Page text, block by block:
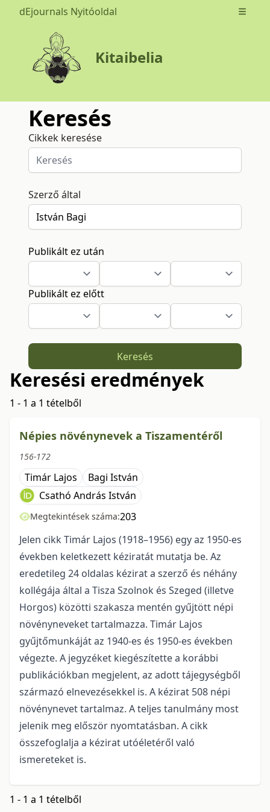
dEjournals Nyitóoldal Open
Kitaibelia
Keresés
Cikkek keresése
Szerző által
Publikált ez után
Publikált ez előtt
Keresés
Keresési eredmények
1 - 1 a 1 tételből
Népies növénynevek a Tiszamentéről
156-172
Timár Lajos
Bagi István
Csathó András István
Megtekintések száma:203
Jelen cikk Timár Lajos (1918–1956) egy az 1950-es
években keletkezett kéziratát mutatja be. Az
eredetileg 24 oldalas kézirat a szerző és néhány
kollégája által a Tisza Szolnok és Szeged (illetve
Horgos) közötti szakasza mentén gyűjtött népi
növényneveket tartalmazza. Timár Lajos
gyűjtőmunkáját az 1940-es és 1950-es években
végezte. A jegyzéket kiegészítette a korábbi
publikációkban megjelent, az adott tájegységből
származó elnevezésekkel is. A kézirat 508 népi
növénynevet tartalmaz. A teljes tanulmány most
jelenik meg először nyomtatásban. A cikk
összefoglalja a kézirat utóéletéről való
ismereteket is.
1 - 1 a 1 tételből